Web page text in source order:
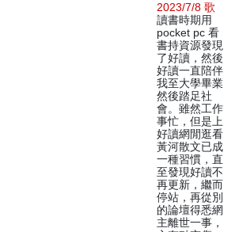
2023/7/8 歌
讀書時期用
pocket pc 看
書持資源發現
了好讀，然後
好讀一直陪伴
我至大學畢業
然後踏足社
會。雖然工作
事忙，但是上
好讀網閒逛看
黃河散文已成
一種習慣，直
至發現好讀不
再更新，繼而
停站，再從別
的論壇得悉網
主離世一事，